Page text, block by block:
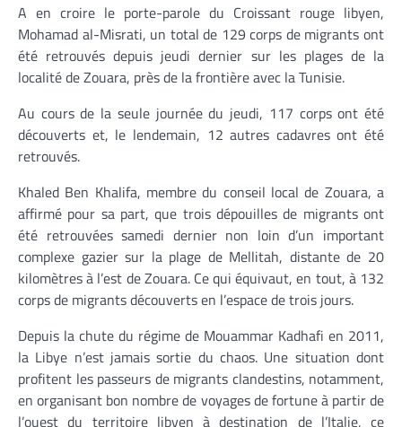
A en croire le porte-parole du Croissant rouge libyen,
Mohamad al-Misrati, un total de 129 corps de migrants ont
été retrouvés depuis jeudi dernier sur les plages de la
localité de Zouara, près de la frontière avec la Tunisie.
Au cours de la seule journée du jeudi, 117 corps ont été
découverts et, le lendemain, 12 autres cadavres ont été
retrouvés.
Khaled Ben Khalifa, membre du conseil local de Zouara, a
affirmé pour sa part, que trois dépouilles de migrants ont
été retrouvées samedi dernier non loin d’un important
complexe gazier sur la plage de Mellitah, distante de 20
kilomètres à l’est de Zouara. Ce qui équivaut, en tout, à 132
corps de migrants découverts en l’espace de trois jours.
Depuis la chute du régime de Mouammar Kadhafi en 2011,
la Libye n’est jamais sortie du chaos. Une situation dont
profitent les passeurs de migrants clandestins, notamment,
en organisant bon nombre de voyages de fortune à partir de
l’ouest du territoire libyen à destination de l’Italie, ce